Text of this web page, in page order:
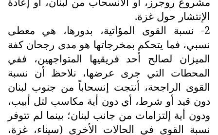
الإنتشار حول غزة.
2- نسبة القوى المؤاتية، بدورها، هي معطى
نسبي، فما يتحكم بمخرجاتها هو مدى رجحان كفة
الميزان لصالح أحد فريقيها المتواجهين، ففي
المحطات التي جرى عرضها، نلاحظ أن نسبة
القوى الراجحة، أنتجت إنسحاباً من جنوب لبنان
دون قيد أو شرط، أي دون أية مكاسب لتل أبيب،
ودون أية إلتزامات من جانب لبنان؛ بينما لم تتوفر
نسبة القوى في الحالات الأخرى (سيناء، غزة،